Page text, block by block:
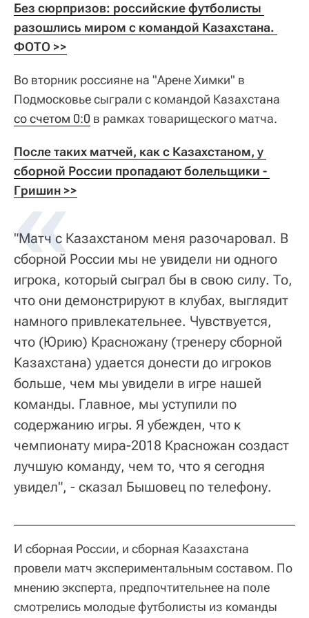
Без сюрпризов: российские футболисты
разошлись миром с командой Казахстана.
ФОТО >>
Во вторник россияне на "Арене Химки" в
Подмосковье сыграли с командой Казахстана
со счетом 0:0 в рамках товарищеского матча.
После таких матчей, как с Казахстаном, у
сборной России пропадают болельщики -
Гришин >>
"Матч с Казахстаном меня разочаровал. В
сборной России мы не увидели ни одного
игрока, который сыграл бы в свою силу. То,
что они демонстрируют в клубах, выглядит
намного привлекательнее. Чувствуется,
что (Юрию) Красножану (тренеру сборной
Казахстана) удается донести до игроков
больше, чем мы увидели в игре нашей
команды. Главное, мы уступили по
содержанию игры. Я убежден, что к
чемпионату мира-2018 Красножан создаст
лучшую команду, чем то, что я сегодня
увидел", - сказал Бышовец по телефону.
И сборная России, и сборная Казахстана
провели матч экспериментальным составом. По
мнению эксперта, предпочтительнее на поле
смотрелись молодые футболисты из команды